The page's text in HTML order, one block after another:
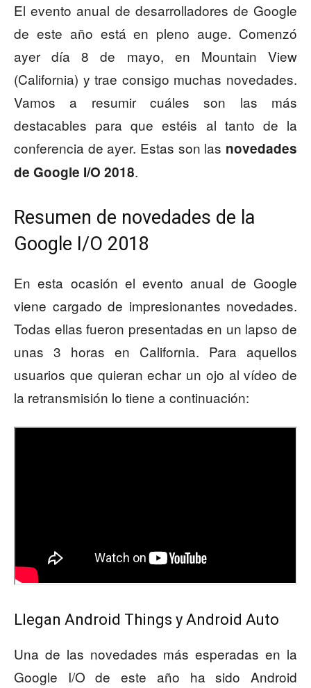
El evento anual de desarrolladores de Google
de este año está en pleno auge. Comenzó
ayer día 8 de mayo, en Mountain View
(California) y trae consigo muchas novedades.
Vamos a resumir cuáles son las más
destacables para que estéis al tanto de la
conferencia de ayer. Estas son las novedades
de Google I/O 2018.
Resumen de novedades de la
Google I/O 2018
En esta ocasión el evento anual de Google
viene cargado de impresionantes novedades.
Todas ellas fueron presentadas en un lapso de
unas 3 horas en California. Para aquellos
usuarios que quieran echar un ojo al vídeo de
la retransmisión lo tiene a continuación:
Llegan Android Things y Android Auto
Una de las novedades más esperadas en la
Google I/O de este año ha sido Android